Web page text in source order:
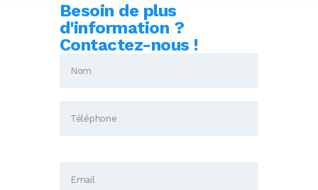
Besoin de plus
d'information ?
Contactez-nous !